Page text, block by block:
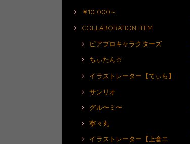
￥10,000～
COLLABORATION ITEM
ピアプロキャラクターズ
ちぃたん☆
イラストレーター【てぃら】
サンリオ
グル〜ミ〜
寧々丸
イラストレーター【上倉エ